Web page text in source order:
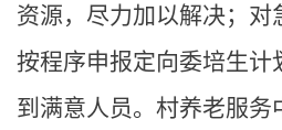
资源，尽力加以解决；对
按程序申报定向委培生计
到满意人员。村养老服务